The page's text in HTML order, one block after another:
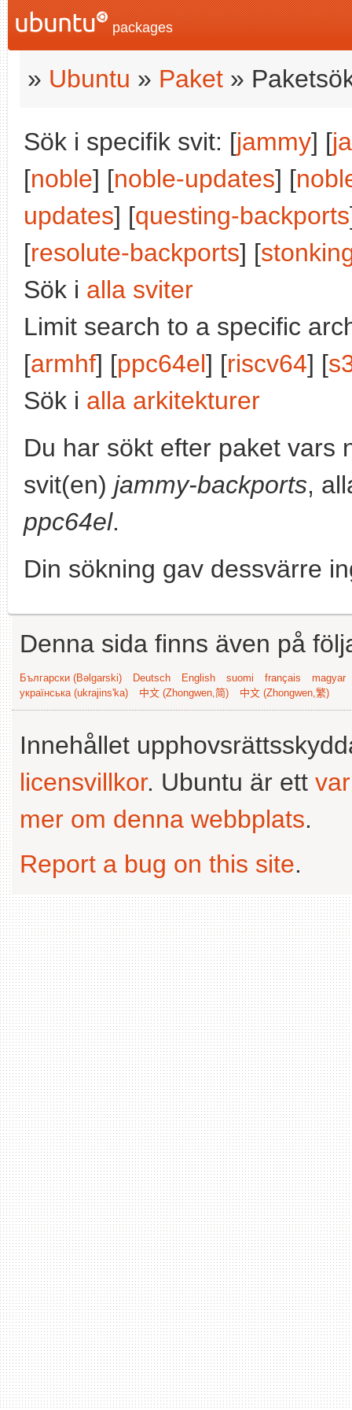
packages
» Ubuntu » Paket »
Sök i specifik svit: [jammy] [
[noble] [noble-updates] [
updates] [questing-backports
[resolute-backports] [
Sök i alla sviter
Limit search to a specific
[armhf] [ppc64el] [riscv64] [
Sök i alla arkitekturer
Du har sökt efter paket vars
svit(en) jammy-backports,
ppc64el.
Din sökning gav dessvärre
Denna sida finns även på
Български (Bəlgarski) Deutsch English suomi français
magyar
українська (ukrajins'ka)
中文 (Zhongwen,简) 中文 (Zhongwen,繁)
Innehållet
licensvillkor. Ubuntu är ett
mer om denna webbplats.
Report a bug on this site.